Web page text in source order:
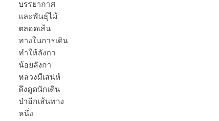
บรรยากาศ
และพันธุ์ไม้
ตลอดเส้น
ทางในการเดิน
ทำให้ลังกา
น้อยลังกา
หลวงมีเสน่ห์
ดึงดูดนักเดิน
ป่าอีกเส้นทาง
หนึ่ง